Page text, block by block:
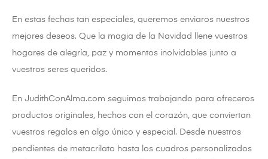
En estas fechas tan especiales, queremos enviaros nuestros
mejores deseos. Que la magia de la Navidad llene vuestros
hogares de alegría, paz y momentos inolvidables junto a
vuestros seres queridos.
En JudithConAlma.com seguimos trabajando para ofreceros
productos originales, hechos con el corazón, que conviertan
vuestros regalos en algo único y especial. Desde nuestros
pendientes de metacrilato hasta los cuadros personalizados